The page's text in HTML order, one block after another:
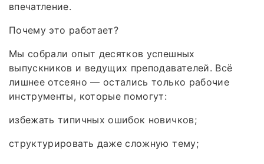
впечатление.
Почему это работает?
Мы собрали опыт десятков успешных
выпускников и ведущих преподавателей. Всё
лишнее отсеяно — остались только рабочие
инструменты, которые помогут:
избежать типичных ошибок новичков;
структурировать даже сложную тему;